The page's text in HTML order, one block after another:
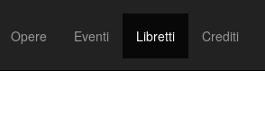
Opere Eventi Libretti Crediti